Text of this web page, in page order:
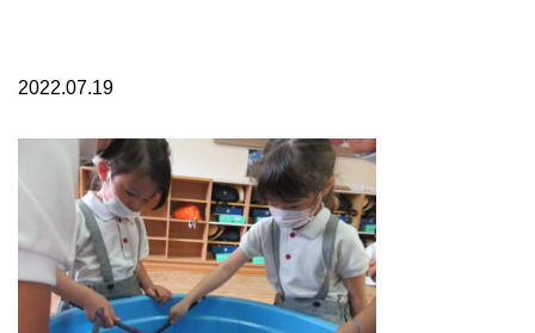
2022.07.19